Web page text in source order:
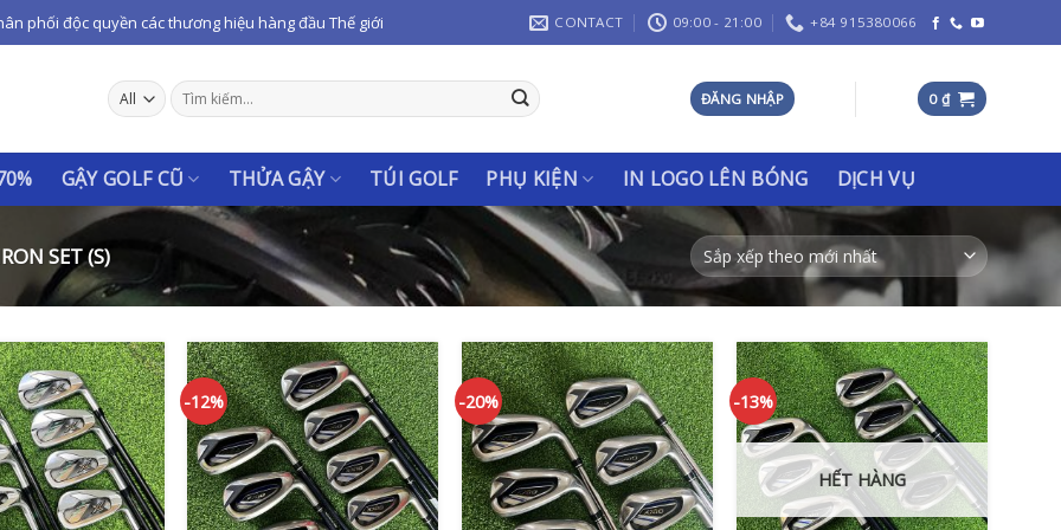
phối độc quyền các thương hiệu hàng đầu Thế giới CONTACT 09:00 - 21:00 +84 915380066
Tìm
kiếm:
ĐĂNG NHẬP 0 ₫
GẬY GOLF CŨ THỬA GẬY TÚI GOLF PHỤ KIỆN IN LOGO LÊN BÓNG DỊCH VỤ
SET (S)
-12% -20% -13%
HẾT HÀNG